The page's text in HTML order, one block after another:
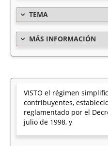
TEMA
MÁS INFORMACIÓN
VISTO el régimen
contribuyentes,
reglamentado por el
julio de 1998, y